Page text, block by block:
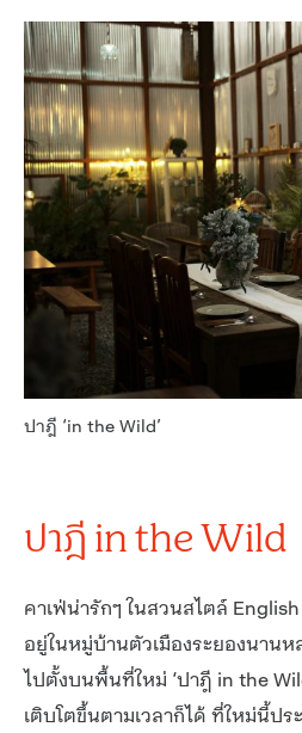
ปาฎี ‘in the Wild’
ปาฎี in the Wild
คาเฟ่น่ารักๆ ในสวนสไตล์
อยู่ในหมู่บ้านตัวเมืองระยองนานห
ไปตั้งบนพื้นที่ใหม่ ‘ปาฎี in the
เติบโตขึ้นตามเวลาก็ได้ ที่ใหม่นี้ปร